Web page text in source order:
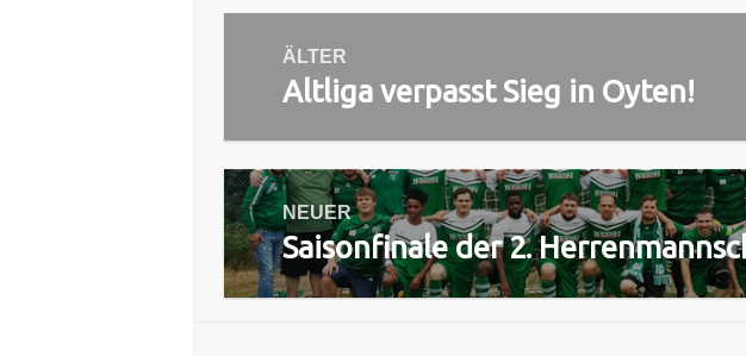
Beitragsnavigation
ÄLTER
Vorheriger
Altliga verpasst Sieg in Oyten!
NEUER
Nächster
Beitrag:
Saisonfinale der 2.